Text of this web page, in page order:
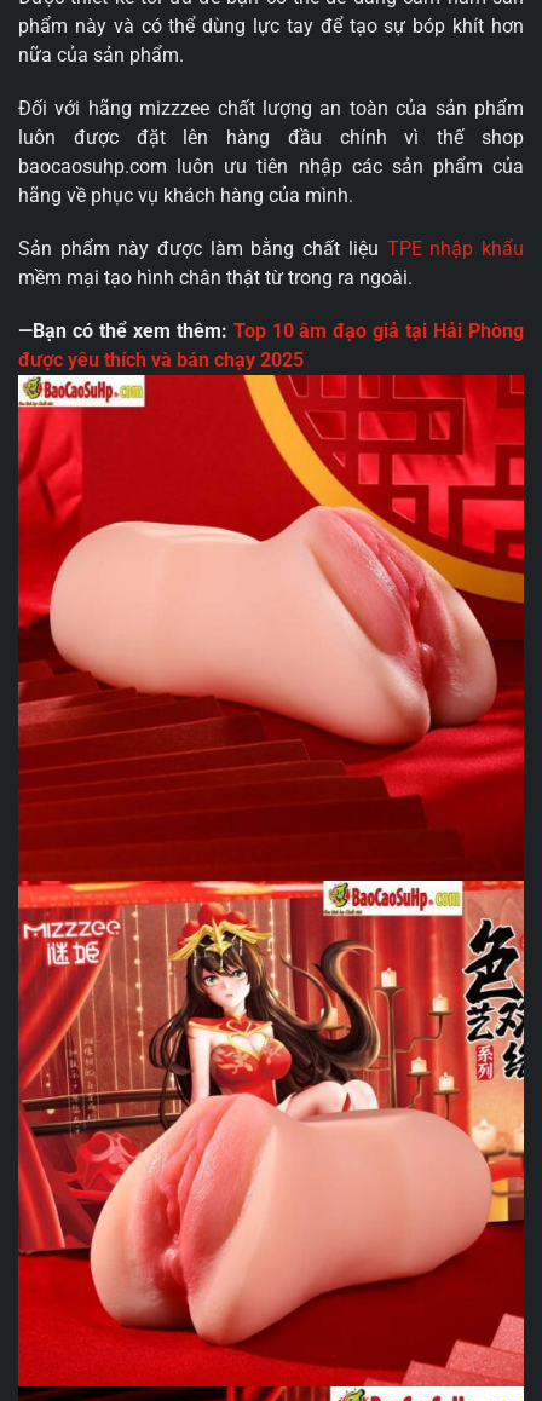
phẩm này và có thể dùng lực tay để tạo sự bóp khít hơn
nữa của sản phẩm.
Đối với hãng mizzzee chất lượng an toàn của sản phẩm
luôn được đặt lên hàng đầu chính vì thế shop
baocaosuhp.com luôn ưu tiên nhập các sản phẩm của
hãng về phục vụ khách hàng của mình.
Sản phẩm này được làm bằng chất liệu TPE nhập khẩu
mềm mại tạo hình chân thật từ trong ra ngoài.
—Bạn có thể xem thêm: Top 10 âm đạo giả tại Hải Phòng
được yêu thích và bán chạy 2025